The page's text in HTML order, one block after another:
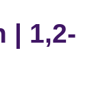
| 1,2-